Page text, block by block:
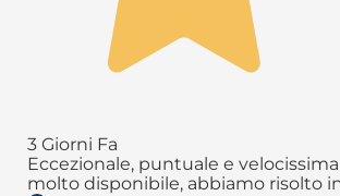
3 Giorni Fa
Eccezionale, puntuale e
molto disponibile, abbiamo risolto